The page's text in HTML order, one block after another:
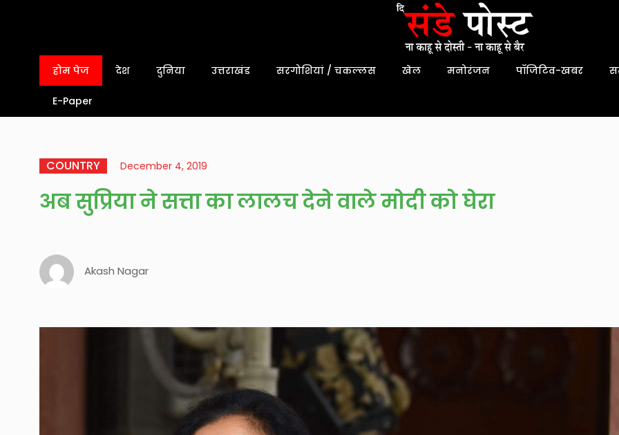
होम पेज देश दुनिया उत्तराखंड सरगोशियां / चकल्लस खेल मनोरंजन पॉजिटिव-खबर
E-Paper
COUNTRY December 4, 2019
अब सुप्रिया ने सत्ता का लालच देने वाले मोदी को घेरा
Akash Nagar